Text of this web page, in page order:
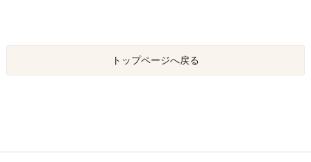
トップページへ戻る